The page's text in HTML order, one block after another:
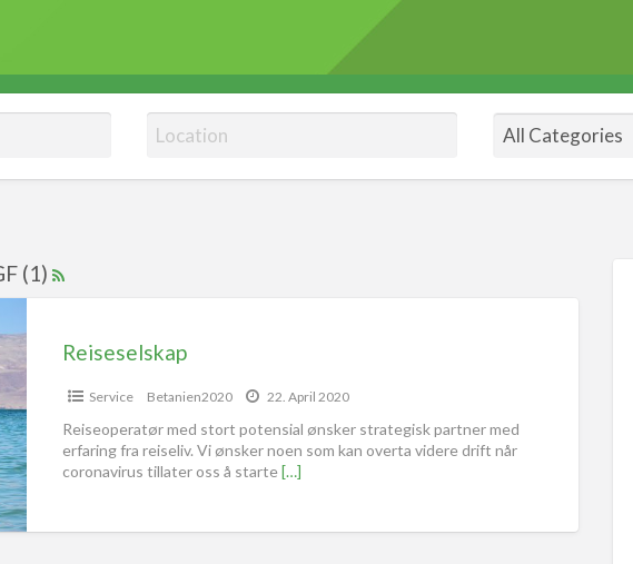
(1)
Reiseselskap
Service Betanien2020 22. April 2020
Reiseoperatør med stort potensial ønsker strategisk partner med
erfaring fra reiseliv. Vi ønsker noen som kan overta videre drift når
coronavirus tillater oss å starte[…]